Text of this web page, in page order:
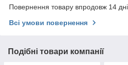
Повернення товару впродовж 14
Всі умови повернення
Подібні товари компанії